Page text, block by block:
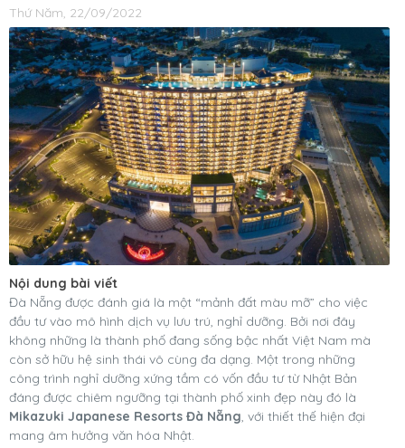
Thứ Năm, 22/09/2022
Nội dung bài viết
Đà Nẵng được đánh giá là một “mảnh đất màu mỡ” cho việc
đầu tư vào mô hình dịch vụ lưu trú, nghỉ dưỡng. Bởi nơi đây
không những là thành phố đang sống bậc nhất Việt Nam mà
còn sở hữu hệ sinh thái vô cùng đa dạng. Một trong những
công trình nghỉ dưỡng xứng tầm có vốn đầu tư từ Nhật Bản
đáng được chiêm ngưỡng tại thành phố xinh đẹp này đó là
Mikazuki Japanese Resorts Đà Nẵng , với thiết thế hiện đại
mang âm hưởng văn hóa Nhật.